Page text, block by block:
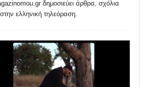
δημοσιεύει άρθρα, σχόλια
ελληνική τηλεόραση.